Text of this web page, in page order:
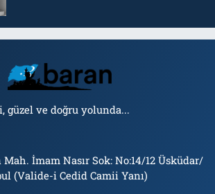
güzel ve doğru yolunda...
İmam Nasır Sok: No:14/12 Üsküdar/
(Valide-i Cedid Camii Yanı)